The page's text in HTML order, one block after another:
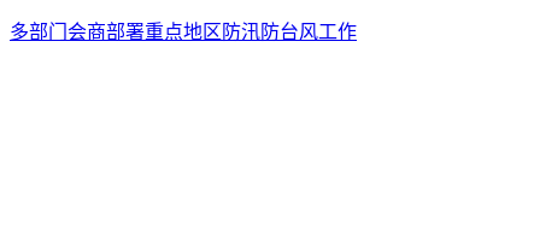
多部门会商部署重点地区防汛防台风工作